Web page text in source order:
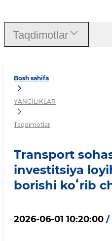
Bosh sahifa
YANGILIKLAR
Taqdimotlar
Transport
investitsiya
borishi koʻrib
2026-06-01 10:20:00 /
Taqdimotlar